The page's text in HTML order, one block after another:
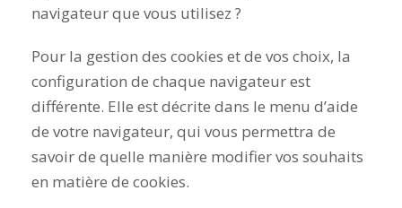
navigateur que vous utilisez ?
Pour la gestion des cookies et de vos choix, la
configuration de chaque navigateur est
différente. Elle est décrite dans le menu d’aide
de votre navigateur, qui vous permettra de
savoir de quelle manière modifier vos souhaits
en matière de cookies.